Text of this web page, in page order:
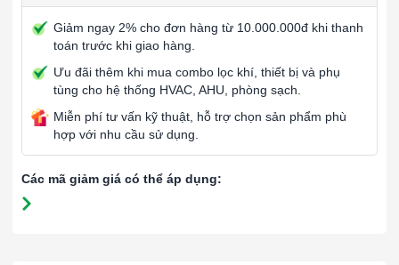
Giảm ngay 2% cho đơn hàng từ 10.000.000đ khi thanh
toán trước khi giao hàng.
Ưu đãi thêm khi mua combo lọc khí, thiết bị và phụ
tùng cho hệ thống HVAC, AHU, phòng sạch.
Miễn phí tư vấn kỹ thuật, hỗ trợ chọn sản phẩm phù
hợp với nhu cầu sử dụng.
Các mã giảm giá có thể áp dụng: